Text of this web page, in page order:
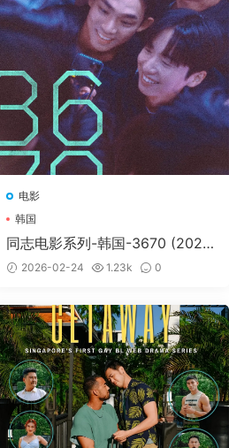
的邮箱后刷新一下，或者联系微信
上「订单查询」进行查询。
程（会员获取教程）如果打开后视
载下来后解压第一个压缩包即可，
下方有一段文字，请认真阅读
电影
韩国
同志电影系列-韩国-3670 (202
5) 2026-02-24 1.23k 0